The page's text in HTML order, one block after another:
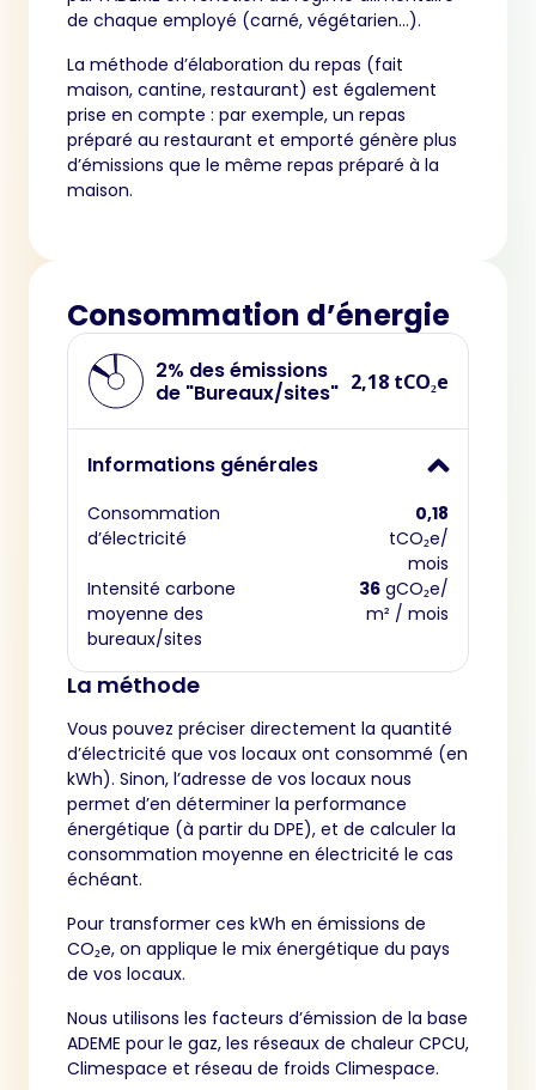
de chaque employé (carné, végétarien…).
La méthode d’élaboration du repas (fait
maison, cantine, restaurant) est également
prise en compte : par exemple, un repas
préparé au restaurant et emporté génère plus
d’émissions que le même repas préparé à la
maison.
Consommation d’énergie
2% des émissions
de "Bureaux/sites" 2,18 tCO₂e
Informations générales
Consommation
d’électricité
0,18
tCO₂e/
mois
Intensité carbone
moyenne des
bureaux/sites
36 gCO₂e/
m² / mois
La méthode
Vous pouvez préciser directement la quantité
d’électricité que vos locaux ont consommé (en
kWh). Sinon, l’adresse de vos locaux nous
permet d’en déterminer la performance
énergétique (à partir du DPE), et de calculer la
consommation moyenne en électricité le cas
échéant.
Pour transformer ces kWh en émissions de
CO₂e, on applique le mix énergétique du pays
de vos locaux.
Nous utilisons les facteurs d’émission de la base
ADEME pour le gaz, les réseaux de chaleur CPCU,
Climespace et réseau de froids Climespace.